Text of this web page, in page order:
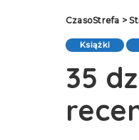
CzasoStrefa >
Książki
35